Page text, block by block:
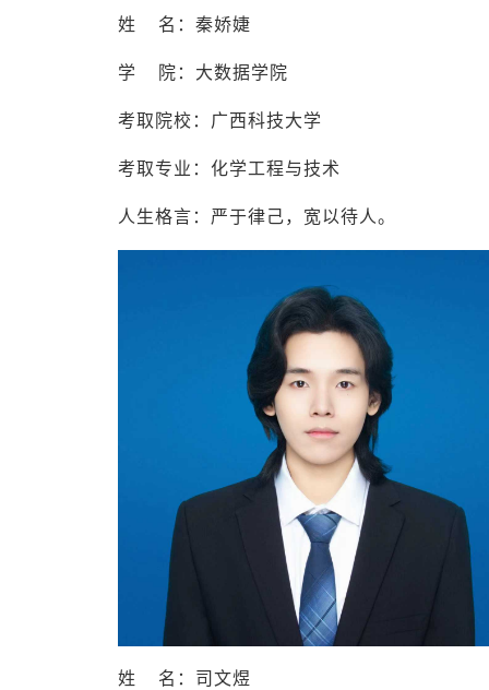
姓 名：秦娇婕
学 院：大数据学院
考取院校：广西科技大学
考取专业：化学工程与技术
人生格言：严于律己，宽以待人。
姓 名：司文煜